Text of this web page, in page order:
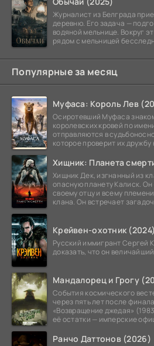
Журналист из Белграда
деревню. Его задача —
водяной мельнице. Вокруг
рядом с мельницей
Популярные за месяц
Муфаса: Король Лев
Осиротевший Муфаса
королевских кровей по
отправляются в
которое проверит их дружбу
Хищник: Планета
Хищник Дек, изгнанный из
опасную планету Калиск. Он
своему отцу и всему
клана. Он встречает
Крейвен-охотник (2024)
Русский иммигрант Сергей
доказать, что он
Мандалорец и Грогу
События космического
через пять лет после
«Возвращение джедая»
её остатки — имперские
Ранчо Даттонов (2026)